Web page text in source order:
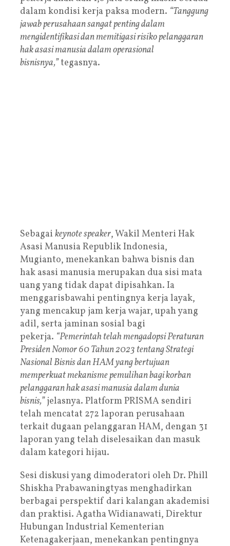
dalam kondisi kerja paksa modern. “Tanggung
jawab perusahaan sangat penting dalam
mengidentifikasi dan memitigasi risiko pelanggaran
hak asasi manusia dalam operasional
bisnisnya,”tegasnya.
Sebagai keynote speaker, Wakil Menteri Hak
Asasi Manusia Republik Indonesia,
Mugianto, menekankan bahwa bisnis dan
hak asasi manusia merupakan dua sisi mata
uang yang tidak dapat dipisahkan. Ia
menggarisbawahi pentingnya kerja layak,
yang mencakup jam kerja wajar, upah yang
adil, serta jaminan sosial bagi
pekerja. “Pemerintah telah mengadopsi Peraturan
Presiden Nomor 60 Tahun 2023 tentang Strategi
Nasional Bisnis dan HAM yang bertujuan
memperkuat mekanisme pemulihan bagi korban
pelanggaran hak asasi manusia dalam dunia
bisnis,”jelasnya. Platform PRISMA sendiri
telah mencatat 272 laporan perusahaan
terkait dugaan pelanggaran HAM, dengan 31
laporan yang telah diselesaikan dan masuk
dalam kategori hijau.
Sesi diskusi yang dimoderatori oleh Dr. Phill
Shiskha Prabawaningtyas menghadirkan
berbagai perspektif dari kalangan akademisi
dan praktisi. Agatha Widianawati, Direktur
Hubungan Industrial Kementerian
Ketenagakerjaan, menekankan pentingnya